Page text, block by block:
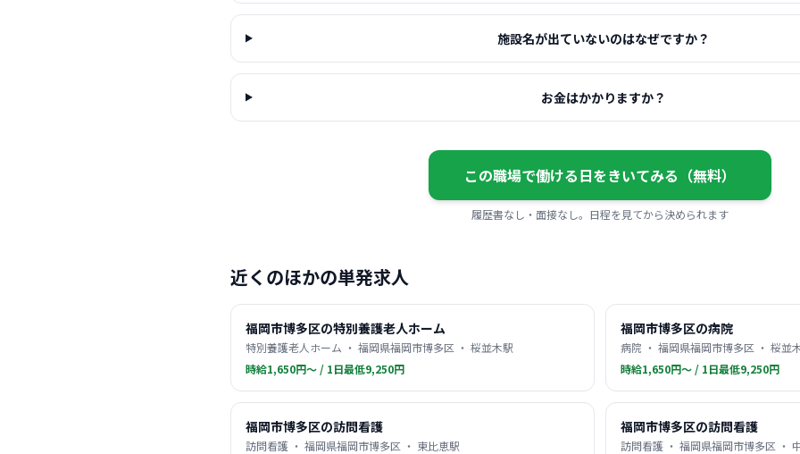
施設名が出ていないのはなぜですか？
お金はかかりますか？
この職場で働ける日をきいてみる（無料）
履歴書なし・面接なし。日程を見てから決められます
近くのほかの単発求人
福岡市博多区の特別養護老人ホーム
特別養護老人ホーム ・ 福岡県福岡市博多区 ・ 桜並木駅
時給1,650円〜 / 1日最低9,250円
福岡市博多区の病院
病院 ・ 福岡県福岡市博多区 ・ 桜並
時給1,650円〜 / 1日最低9,250円
福岡市博多区の訪問看護
訪問看護 ・ 福岡県福岡市博多区 ・ 東比恵駅
福岡市博多区の訪問看護
訪問看護 ・ 福岡県福岡市博多区 ・